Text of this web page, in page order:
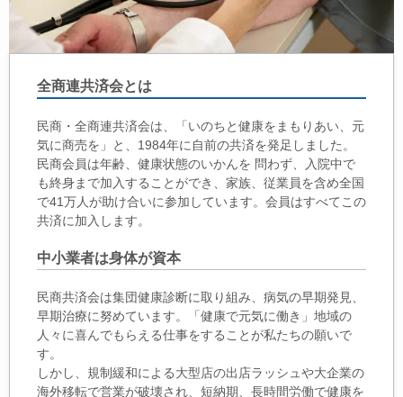
全商連共済会とは
民商・全商連共済会は、「いのちと健康をまもりあい、元
気に商売を」と、1984年に自前の共済を発足しました。
民商会員は年齢、健康状態のいかんを 問わず、入院中で
も終身まで加入することができ、家族、従業員を含め全国
で41万人が助け合いに参加しています。会員はすべてこの
共済に加入します。
中小業者は身体が資本
民商共済会は集団健康診断に取り組み、病気の早期発見、
早期治療に努めています。「健康で元気に働き」地域の
人々に喜んでもらえる仕事をすることが私たちの願いで
す。
しかし、規制緩和による大型店の出店ラッシュや大企業の
海外移転で営業が破壊され、短納期、長時間労働で健康を